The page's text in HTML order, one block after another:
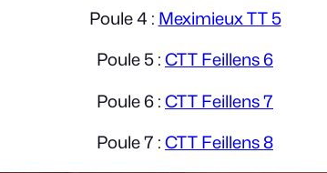
Poule 4 : Meximieux TT 5
Poule 5 : CTT Feillens 6
Poule 6 : CTT Feillens 7
Poule 7 : CTT Feillens 8